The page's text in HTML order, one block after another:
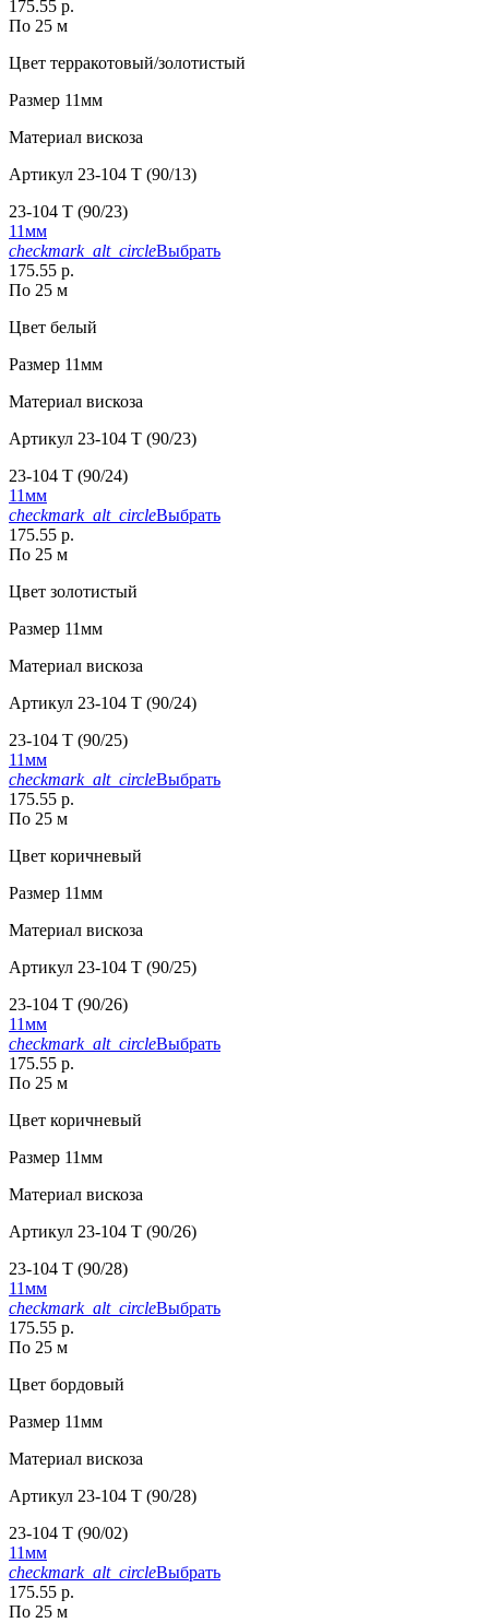
175.55 р.
По 25 м
Цвет терракотовый/золотистый
Размер 11мм
Материал вискоза
Артикул 23-104 T (90/13)
23-104 T (90/23)
11мм
checkmark_alt_circleВыбрать
175.55 р.
По 25 м
Цвет белый
Размер 11мм
Материал вискоза
Артикул 23-104 T (90/23)
23-104 T (90/24)
11мм
checkmark_alt_circleВыбрать
175.55 р.
По 25 м
Цвет золотистый
Размер 11мм
Материал вискоза
Артикул 23-104 T (90/24)
23-104 T (90/25)
11мм
checkmark_alt_circleВыбрать
175.55 р.
По 25 м
Цвет коричневый
Размер 11мм
Материал вискоза
Артикул 23-104 T (90/25)
23-104 T (90/26)
11мм
checkmark_alt_circleВыбрать
175.55 р.
По 25 м
Цвет коричневый
Размер 11мм
Материал вискоза
Артикул 23-104 T (90/26)
23-104 T (90/28)
11мм
checkmark_alt_circleВыбрать
175.55 р.
По 25 м
Цвет бордовый
Размер 11мм
Материал вискоза
Артикул 23-104 T (90/28)
23-104 T (90/02)
11мм
checkmark_alt_circleВыбрать
175.55 р.
По 25 м